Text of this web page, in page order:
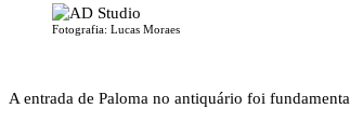
Fotografia: Lucas Moraes
A entrada de Paloma no antiquário foi